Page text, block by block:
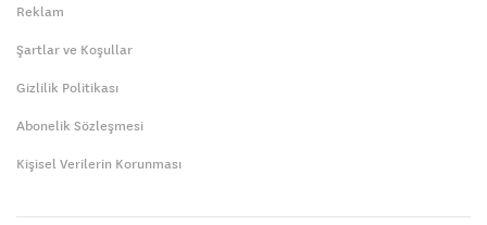
Reklam
Şartlar ve Koşullar
Gizlilik Politikası
Abonelik Sözleşmesi
Kişisel Verilerin Korunması